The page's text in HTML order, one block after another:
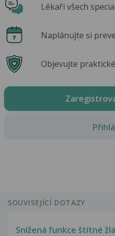
Lékaři všech
Naplánujte si
Objevujte
SOUVISEJÍCÍ DOTAZY
Snížená funkce štítné